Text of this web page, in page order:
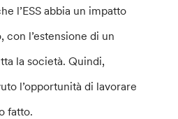
l’ESS abbia un impatto
con l’estensione di un
la società. Quindi,
l’opportunità di lavorare
fatto.